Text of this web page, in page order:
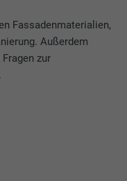
Fassadenmaterialien,
Außerdem
zur